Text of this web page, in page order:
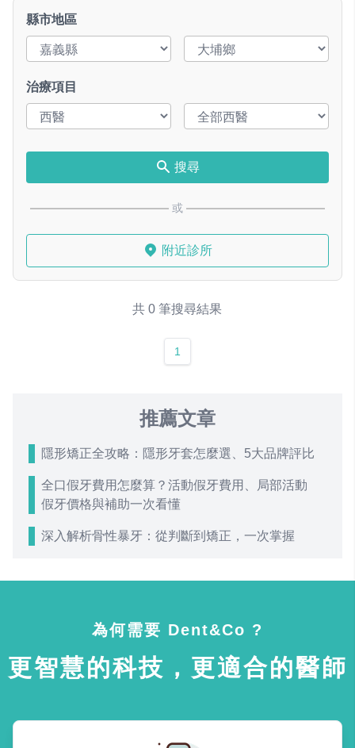
縣市地區
治療項目
搜尋
或
附近診所
共 0 筆搜尋結果
1
推薦文章
隱形矯正全攻略：隱形牙套怎麼選、5大品牌評比
全口假牙費用怎麼算？活動假牙費用、局部活動
假牙價格與補助一次看懂
深入解析骨性暴牙：從判斷到矯正，一次掌握
為何需要 Dent&Co ?
更智慧的科技，更適合的醫師